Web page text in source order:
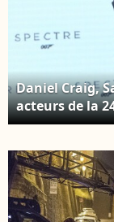
Daniel Craig,
acteurs de la
James Bond à